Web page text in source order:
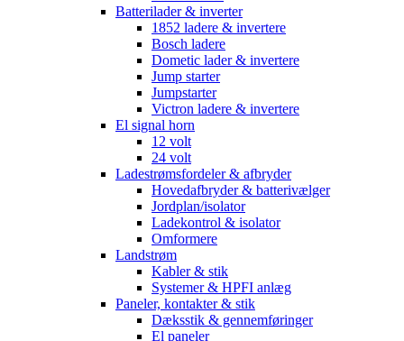
Batterilader & inverter
1852 ladere & invertere
Bosch ladere
Dometic lader & invertere
Jump starter
Jumpstarter
Victron ladere & invertere
El signal horn
12 volt
24 volt
Ladestrømsfordeler & afbryder
Hovedafbryder & batterivælger
Jordplan/isolator
Ladekontrol & isolator
Omformere
Landstrøm
Kabler & stik
Systemer & HPFI anlæg
Paneler, kontakter & stik
Dæksstik & gennemføringer
El paneler